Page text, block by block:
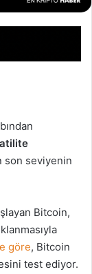
son seviyenin
Bitcoin,
göre, Bitcoin
test ediyor.